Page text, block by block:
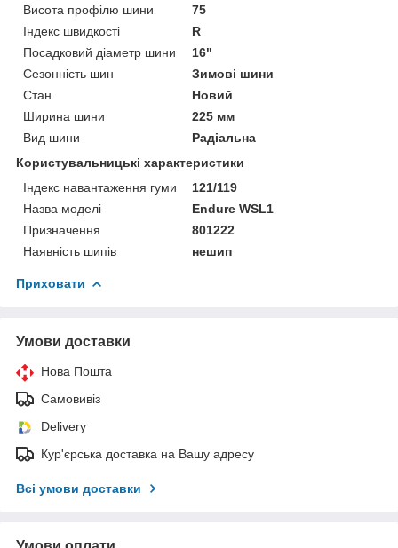
Висота профілю шини
75
Індекс швидкості
R
Посадковий діаметр шини
16"
Сезонність шин
Зимові шини
Стан
Новий
Ширина шини
225 мм
Вид шини
Радіальна
Користувальницькі характеристики
Індекс навантаження гуми
121/119
Назва моделі
Endure WSL1
Призначення
801222
Наявність шипів
нешип
Приховати
Умови доставки
Нова Пошта
Самовивіз
Delivery
Кур'єрська доставка на Вашу адресу
Всі умови доставки